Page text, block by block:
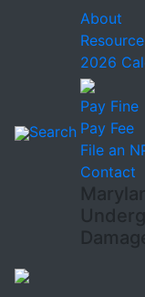
Search
About
2026
Pay Fine
Pay Fee
File an
Contact